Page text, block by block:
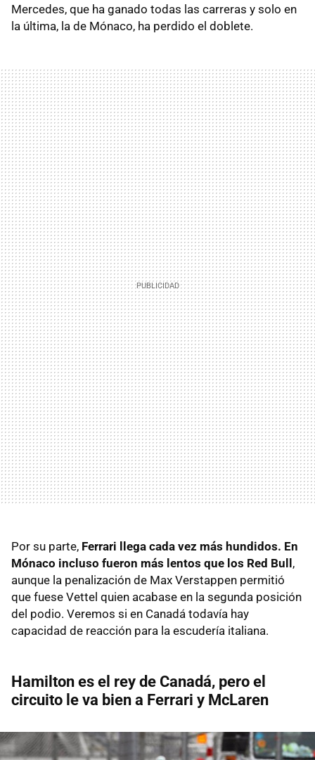
Mercedes, que ha ganado todas las carreras y solo en
la última, la de Mónaco, ha perdido el doblete.
Por su parte, Ferrari llega cada vez más hundidos. En
Mónaco incluso fueron más lentos que los Red Bull,
aunque la penalización de Max Verstappen permitió
que fuese Vettel quien acabase en la segunda posición
del podio. Veremos si en Canadá todavía hay
capacidad de reacción para la escudería italiana.
Hamilton es el rey de Canadá, pero el
circuito le va bien a Ferrari y McLaren